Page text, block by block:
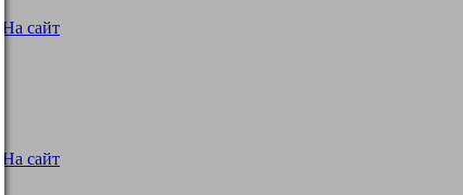
На сайт
На сайт